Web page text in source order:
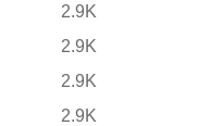
2.9K
2.9K
2.9K
2.9K